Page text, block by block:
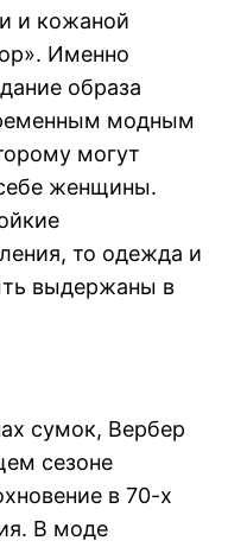
и кожаной
Именно
образа
модным
могут
женщины.
то одежда и
выдержаны в
сумок, Вербер
сезоне
в 70-х
В моде